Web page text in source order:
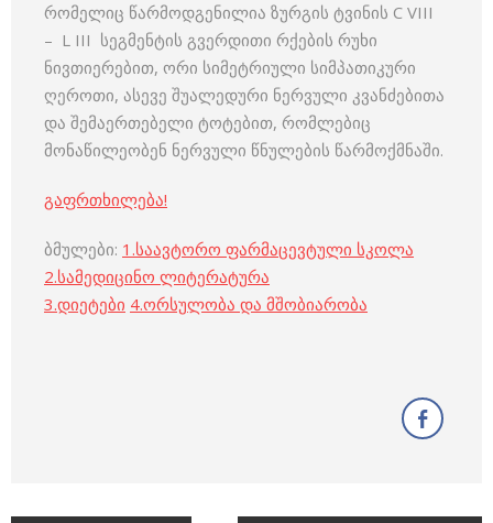
რომელიც წარმოდგენილია ზურგის ტვინის C VIII
– L III სეგმენტის გვერდითი რქების რუხი
ნივთიერებით, ორი სიმეტრიული სიმპათიკური
ღეროთი, ასევე შუალედური ნერვული კვანძებითა
და შემაერთებელი ტოტებით, რომლებიც
მონაწილეობენ ნერვული წნულების წარმოქმნაში.
გაფრთხილება!
ბმულები: 1.საავტორო ფარმაცევტული სკოლა
2.სამედიცინო ლიტერატურა
3.დიეტები 4.ორსულობა და მშობიარობა